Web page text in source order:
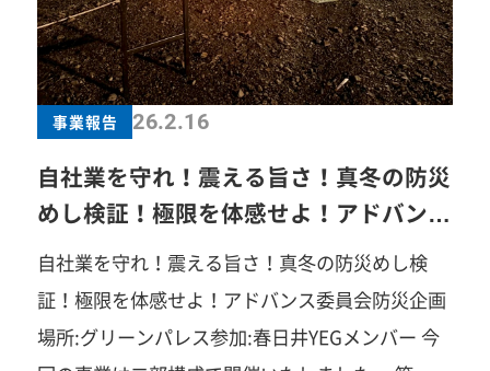
か？「自己研鑽」「自己実現」「楽しさ」「苦し
さ」「笑い」「汗」「涙」「感動」…まずは見学
だけでも大歓迎です。お気軽にご連絡ください！
春日井商工会議所青年部事務局TEL：0568-81-
4141みなさまのご参加を心よりお待ちしていま
す！
事業報告 26.2.16
自社業を守れ！震える旨さ！真冬の防災
めし検証！極限を体感せよ！アドバンス
委員会防災企画
自社業を守れ！震える旨さ！真冬の防災めし検
証！極限を体感せよ！アドバンス委員会防災企画
場所:グリーンパレス参加:春日井YEGメンバー 今